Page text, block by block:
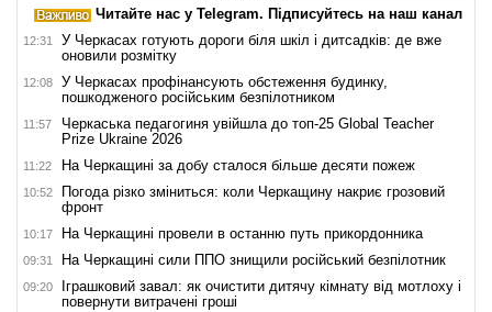
Читайте нас у Telegram. Підписуйтесь на наш канал
12:31
У Черкасах готують дороги біля шкіл і дитсадків: де вже
оновили розмітку
12:08
У Черкасах профінансують обстеження будинку,
пошкодженого російським безпілотником
11:57
Черкаська педагогиня увійшла до топ-25 Global Teacher
Prize Ukraine 2026
11:22 На Черкащині за добу сталося більше десяти пожеж
10:52
Погода різко зміниться: коли Черкащину накриє грозовий
фронт
10:17 На Черкащині провели в останню путь прикордонника
09:31 На Черкащині сили ППО знищили російський безпілотник
09:20
Іграшковий завал: як очистити дитячу кімнату від мотлоху і
повернути витрачені гроші